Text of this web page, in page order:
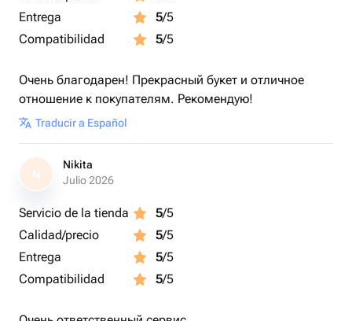
Entrega
5/5
Compatibilidad
5/5
Очень благодарен! Прекрасный букет и отличное
отношение к покупателям. Рекомендую!
Traducir a Español
N
Nikita
Julio 2026
Servicio de la tienda 5/5
Calidad/precio
5/5
Entrega
5/5
Compatibilidad
5/5